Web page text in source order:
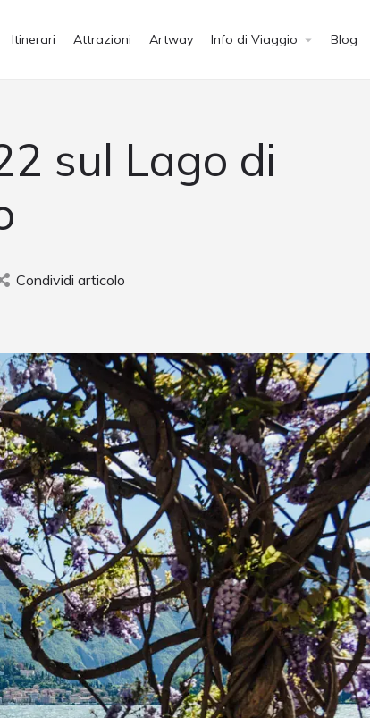
Itinerari Attrazioni Artway Info di Viaggio Blog
sul Lago di
Condividi articolo